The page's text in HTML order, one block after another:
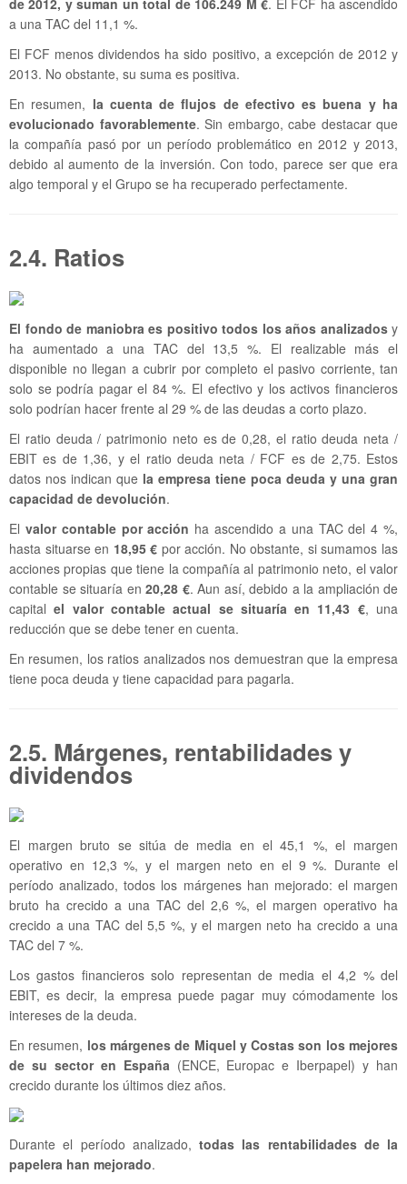
de 2012, y suman un total de 106.249 M €. El FCF ha ascendido
a una TAC del 11,1 %.
El FCF menos dividendos ha sido positivo, a excepción de 2012 y
2013. No obstante, su suma es positiva.
En resumen, la cuenta de flujos de efectivo es buena y ha
evolucionado favorablemente. Sin embargo, cabe destacar que
la compañía pasó por un período problemático en 2012 y 2013,
debido al aumento de la inversión. Con todo, parece ser que era
algo temporal y el Grupo se ha recuperado perfectamente.
2.4. Ratios
El fondo de maniobra es positivo todos los años analizadosy
ha aumentado a una TAC del 13,5 %. El realizable más el
disponible no llegan a cubrir por completo el pasivo corriente, tan
solo se podría pagar el 84 %. El efectivo y los activos financieros
solo podrían hacer frente al 29 % de las deudas a corto plazo.
El ratio deuda / patrimonio neto es de 0,28, el ratio deuda neta /
EBIT es de 1,36, y el ratio deuda neta / FCF es de 2,75. Estos
datos nos indican que la empresa tiene poca deuda y una gran
capacidad de devolución.
El valor contable por acción ha ascendido a una TAC del 4 %,
hasta situarse en 18,95 € por acción. No obstante, si sumamos las
acciones propias que tiene la compañía al patrimonio neto, el valor
contable se situaría en 20,28 €. Aun así, debido a la ampliación de
capitalel valor contable actual se situaría en 11,43 €, una
reducción que se debe tener en cuenta.
En resumen, los ratios analizados nos demuestran que la empresa
tiene poca deuda y tiene capacidad para pagarla.
2.5. Márgenes, rentabilidades y
dividendos
El margen bruto se sitúa de media en el 45,1 %, el margen
operativo en 12,3 %, y el margen neto en el 9 %. Durante el
período analizado, todos los márgenes han mejorado: el margen
bruto ha crecido a una TAC del 2,6 %, el margen operativo ha
crecido a una TAC del 5,5 %, y el margen neto ha crecido a una
TAC del 7 %.
Los gastos financieros solo representan de media el 4,2 % del
EBIT, es decir, la empresa puede pagar muy cómodamente los
intereses de la deuda.
En resumen, los márgenes de Miquel y Costas son los mejores
de su sector en España (ENCE, Europac e Iberpapel) y han
crecido durante los últimos diez años.
Durante el período analizado, todas las rentabilidades de la
papelera han mejorado.